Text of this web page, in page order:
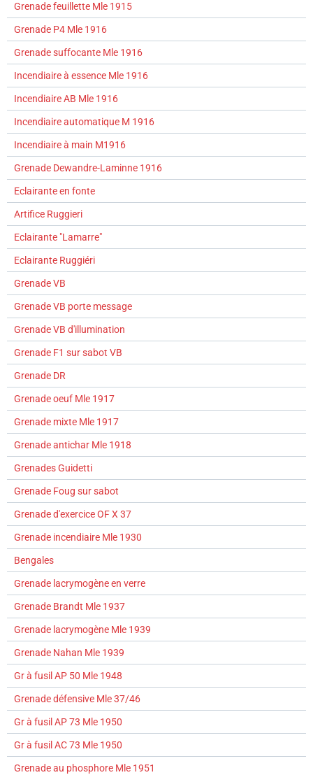
Grenade feuillette Mle 1915
Grenade P4 Mle 1916
Grenade suffocante Mle 1916
Incendiaire à essence Mle 1916
Incendiaire AB Mle 1916
Incendiaire automatique M 1916
Incendiaire à main M1916
Grenade Dewandre-Laminne 1916
Eclairante en fonte
Artifice Ruggieri
Eclairante "Lamarre"
Eclairante Ruggiéri
Grenade VB
Grenade VB porte message
Grenade VB d'illumination
Grenade F1 sur sabot VB
Grenade DR
Grenade oeuf Mle 1917
Grenade mixte Mle 1917
Grenade antichar Mle 1918
Grenades Guidetti
Grenade Foug sur sabot
Grenade d'exercice OF X 37
Grenade incendiaire Mle 1930
Bengales
Grenade lacrymogène en verre
Grenade Brandt Mle 1937
Grenade lacrymogène Mle 1939
Grenade Nahan Mle 1939
Gr à fusil AP 50 Mle 1948
Grenade défensive Mle 37/46
Gr à fusil AP 73 Mle 1950
Gr à fusil AC 73 Mle 1950
Grenade au phosphore Mle 1951